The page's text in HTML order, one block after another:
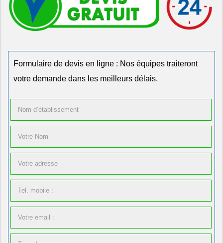
Formulaire de devis en ligne : Nos équipes traiteront
votre demande dans les meilleurs délais.